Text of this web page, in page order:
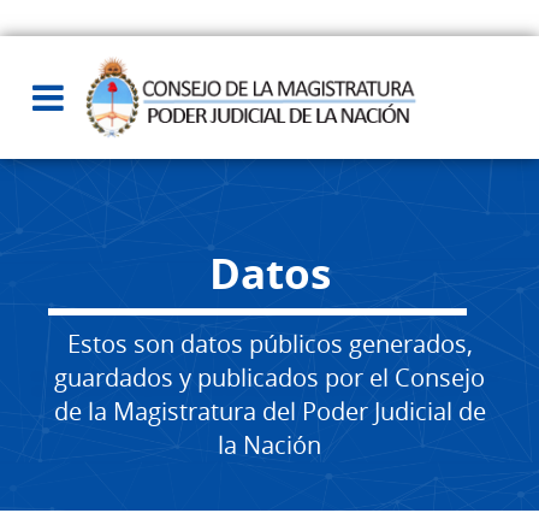
Datos
Estos son datos públicos generados,
guardados y publicados por el Consejo
de la Magistratura del Poder Judicial de
la Nación